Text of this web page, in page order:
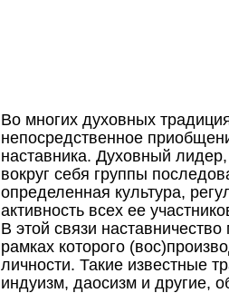
Во многих духовных
непосредственное
наставника. Духовный
вокруг себя группы
определенная культура,
активность всех ее
В этой связи
рамках которого
личности. Такие известные
индуизм, даосизм и другие,